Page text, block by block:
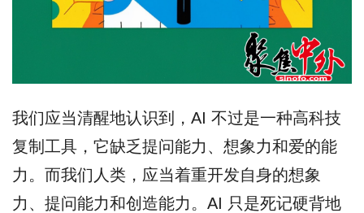
我们应当清醒地认识到，AI 不过是一种高科技
复制工具，它缺乏提问能力、想象力和爱的能
力。而我们人类，应当着重开发自身的想象
力、提问能力和创造能力。AI 只是死记硬背地